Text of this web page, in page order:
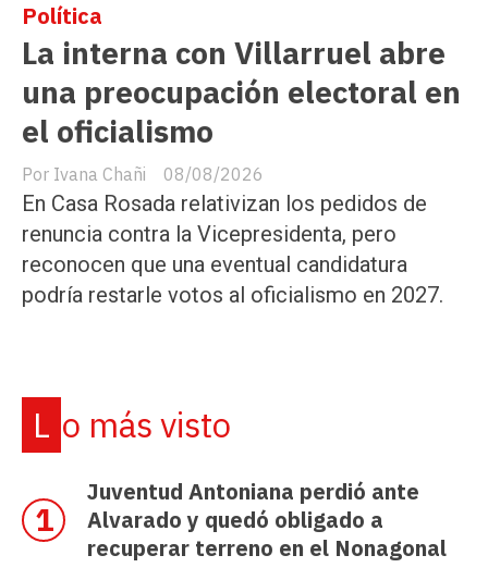
La interna con Villarruel abre
una preocupación electoral en
el oficialismo
Ivana Chañi
Política
08/08/2026
En Casa Rosada relativizan los pedidos de
renuncia contra la Vicepresidenta, pero
reconocen que una eventual candidatura
podría restarle votos al oficialismo en 2027.
Lo más visto
Juventud Antoniana perdió ante
Alvarado y quedó obligado a
recuperar terreno en el Nonagonal